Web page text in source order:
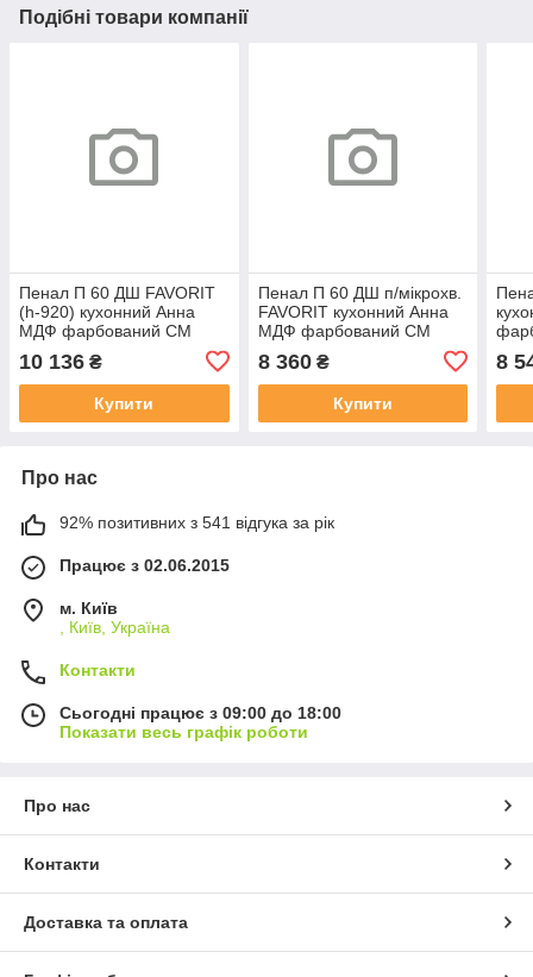
Подібні товари компанії
Пенал П 60 ДШ FAVORIT
(h-920) кухонний Анна
МДФ фарбований СМ
10 136 ₴
Купити
Пенал П 60 ДШ п/мікрохв.
FAVORIT кухонний Анна
МДФ фарбований СМ
8 360₴
Купити
8
Про нас
92% позитивних з 541 відгука за рік
Працює з 02.06.2015
м. Київ
, Київ, Україна
Контакти
Сьогодні працює з 09:00 до 18:00
Показати весь графік роботи
Про нас
Контакти
Доставка та оплата